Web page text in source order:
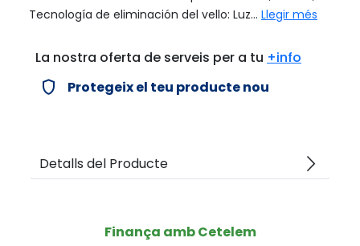
Tecnología de eliminación del vello: Luz... Llegir més
La nostra oferta de serveis per a tu +info
verified_user Protegeix el teu producte nou
Detalls del Producte arrow_forward_ios
Finança amb Cetelem